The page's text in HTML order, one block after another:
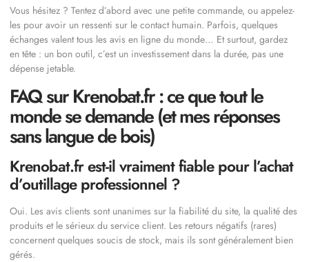
Vous hésitez ? Tentez d’abord avec une petite commande, ou appelez-
les pour avoir un ressenti sur le contact humain. Parfois, quelques
échanges valent tous les avis en ligne du monde… Et surtout, gardez
en tête : un bon outil, c’est un investissement dans la durée, pas une
dépense jetable.
FAQ sur Krenobat.fr : ce que tout le
monde se demande (et mes réponses
sans langue de bois)
Krenobat.fr est-il vraiment fiable pour l’achat
d’outillage professionnel ?
Oui. Les avis clients sont unanimes sur la fiabilité du site, la qualité des
produits et le sérieux du service client. Les retours négatifs (rares)
concernent quelques soucis de stock, mais ils sont généralement bien
gérés.